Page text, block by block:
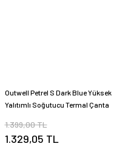
Outwell Petrel S Dark Blue Yüksek
Yalıtımlı Soğutucu Termal Çanta
1.399,00 TL
1.329,05 TL